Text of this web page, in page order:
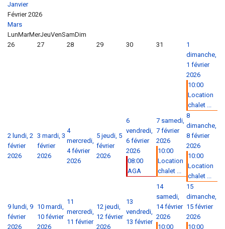
Janvier
Février 2026
Mars
LunMarMerJeuVenSamDim
26
27 28 29 30 31
1
dimanche,
1 février
2026
10:00
Location
chalet ...
2 lundi, 2
février
2026
3 mardi, 3
février
2026
4
mercredi,
4 février
2026
5 jeudi, 5
février
2026
6
vendredi,
6 février
2026
08:00
AGA
7 samedi,
7 février
2026
10:00
Location
chalet ...
8
dimanche,
8 février
2026
10:00
Location
chalet ...
9 lundi, 9
février
2026
10 mardi,
10 février
2026
11
mercredi,
11 février
12 jeudi,
12 février
2026
13
vendredi,
13 février
14
samedi,
14 février
2026
10:00
15
dimanche,
15 février
2026
10:00